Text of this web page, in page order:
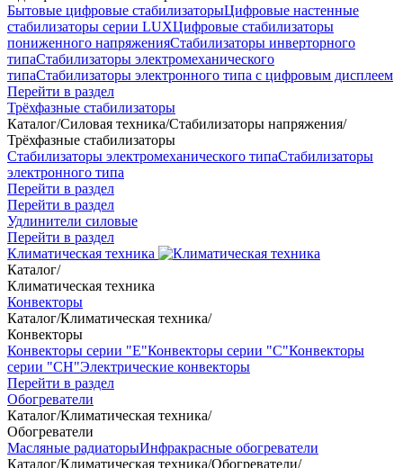
Бытовые цифровые стабилизаторыЦифровые настенные
стабилизаторы серии LUXЦифровые стабилизаторы
пониженного напряженияСтабилизаторы инверторного
типаСтабилизаторы электромеханического
типаСтабилизаторы электронного типа с цифровым дисплеем
Перейти в раздел
Трёхфазные стабилизаторы
Каталог/Силовая техника/Стабилизаторы напряжения/
Трёхфазные стабилизаторы
Стабилизаторы электромеханического типаСтабилизаторы
электронного типа
Перейти в раздел
Перейти в раздел
Удлинители силовые
Перейти в раздел
Климатическая техника
Каталог/
Климатическая техника
Конвекторы
Каталог/Климатическая техника/
Конвекторы
Конвекторы серии "Е"Конвекторы серии "С"Конвекторы
серии "СН"Электрические конвекторы
Перейти в раздел
Обогреватели
Каталог/Климатическая техника/
Обогреватели
Масляные радиаторыИнфракрасные обогреватели
Каталог/Климатическая техника/Обогреватели/